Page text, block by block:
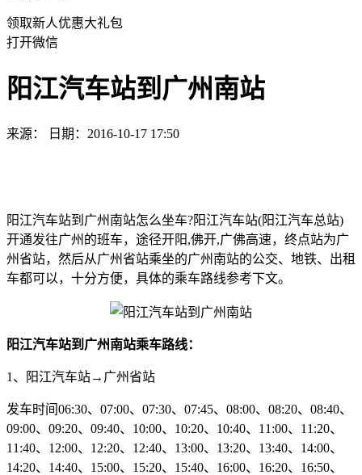
领取新人优惠大礼包
打开微信
阳江汽车站到广州南站
来源： 日期：2016-10-17 17:50
阳江汽车站到广州南站怎么坐车?阳江汽车站(阳江汽车总站)
开通发往广州的班车，途径开阳,佛开,广佛高速，终点站为广
州省站，然后从广州省站乘坐的广州南站的公交、地铁、出租
车都可以，十分方便，具体的乘车路线参考下文。
阳江汽车站到广州南站乘车路线：
1、阳江汽车站→广州省站
发车时间06:30、07:00、07:30、07:45、08:00、08:20、08:40、
09:00、09:20、09:40、10:00、10:20、10:40、11:00、11:20、
11:40、12:00、12:20、12:40、13:00、13:20、13:40、14:00、
14:20、14:40、15:00、15:20、15:40、16:00、16:20、16:50、